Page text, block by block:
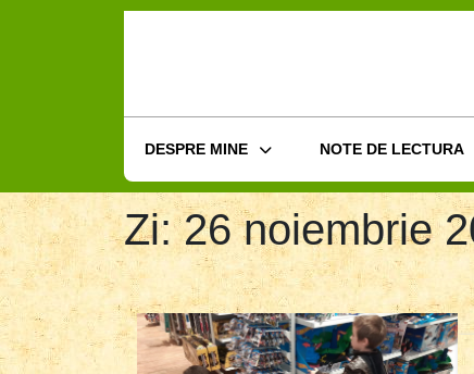
DESPRE MINE NOTE DE LECTURA
Zi:26 noiembrie